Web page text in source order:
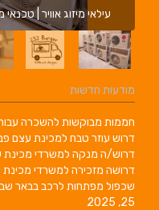
עילאי מיזוג אוויר |
מודעות חדשות
חממות מבוקשות להשכרה עבור
דרוש עוזר טבח למכינת עצם
דרוש/ה מנקה למשרדי מכינת
דרושה מזכירה למשרדי
שכפול מפתחות לרכב בבאר
25, 2025